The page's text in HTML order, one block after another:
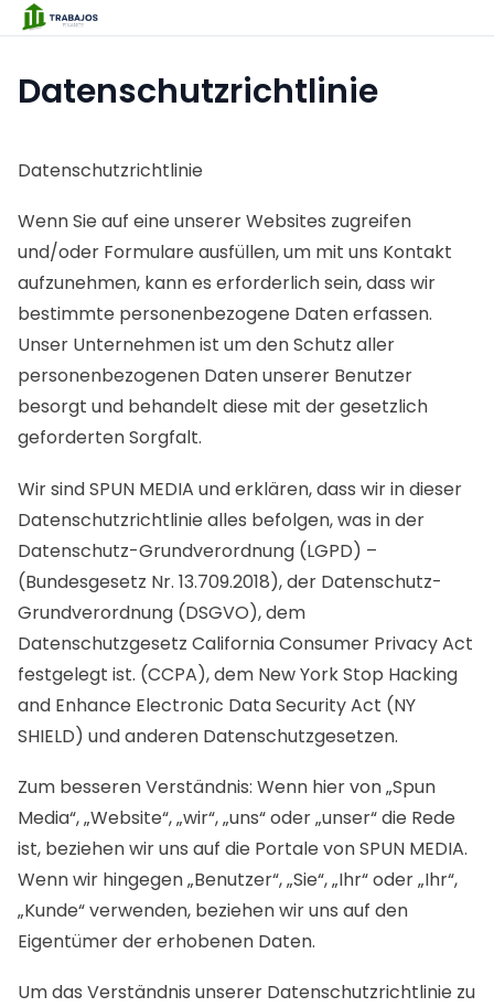
Datenschutzrichtlinie
Datenschutzrichtlinie
Wenn Sie auf eine unserer Websites zugreifen
und/oder Formulare ausfüllen, um mit uns Kontakt
aufzunehmen, kann es erforderlich sein, dass wir
bestimmte personenbezogene Daten erfassen.
Unser Unternehmen ist um den Schutz aller
personenbezogenen Daten unserer Benutzer
besorgt und behandelt diese mit der gesetzlich
geforderten Sorgfalt.
Wir sind SPUN MEDIA und erklären, dass wir in dieser
Datenschutzrichtlinie alles befolgen, was in der
Datenschutz-Grundverordnung (LGPD) –
(Bundesgesetz Nr. 13.709.2018), der Datenschutz-
Grundverordnung (DSGVO), dem
Datenschutzgesetz California Consumer Privacy Act
festgelegt ist. (CCPA), dem New York Stop Hacking
and Enhance Electronic Data Security Act (NY
SHIELD) und anderen Datenschutzgesetzen.
Zum besseren Verständnis: Wenn hier von „Spun
Media“, „Website“, „wir“, „uns“ oder „unser“ die Rede
ist, beziehen wir uns auf die Portale von SPUN MEDIA.
Wenn wir hingegen „Benutzer“, „Sie“, „Ihr“ oder „Ihr“,
„Kunde“ verwenden, beziehen wir uns auf den
Eigentümer der erhobenen Daten.
Um das Verständnis unserer Datenschutzrichtlinie zu